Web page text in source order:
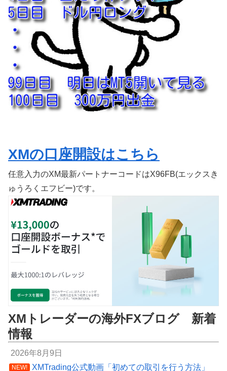
XMの口座開設はこちら
任意入力のXM最新パートナーコードはX96FB(エックスき
ゅうろくエフビー)です。
XMトレーダーの海外FXブログ 新着
情報
2026年8月9日
NEW! XMTrading公式動画「初めての取引を行う方法」